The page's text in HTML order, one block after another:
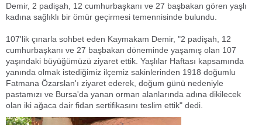
Demir, 2 padişah, 12 cumhurbaşkanı ve 27 başbakan gören yaşlı
kadına sağlıklı bir ömür geçirmesi temennisinde bulundu.
107'lik çınarla sohbet eden Kaymakam Demir, "2 padişah, 12
cumhurbaşkanı ve 27 başbakan döneminde yaşamış olan 107
yaşındaki büyüğümüzü ziyaret ettik. Yaşlılar Haftası kapsamında
yanında olmak istediğimiz ilçemiz sakinlerinden 1918 doğumlu
Fatmana Özarslan'ı ziyaret ederek, doğum günü nedeniyle
pastamızı ve Bursa'da yanan orman alanlarında adına dikilecek
olan iki ağaca dair fidan sertifikasını teslim ettik" dedi.